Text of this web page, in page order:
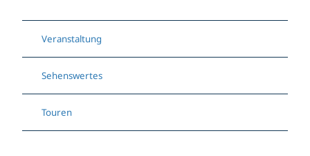
Veranstaltung
Sehenswertes
Touren